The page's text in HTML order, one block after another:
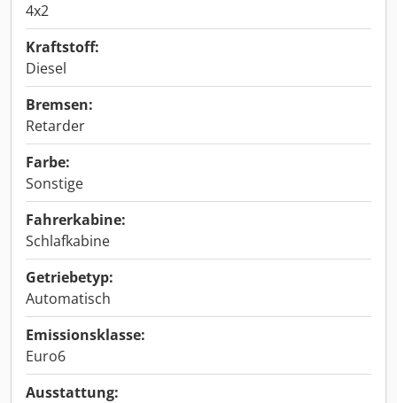
4x2
Kraftstoff:
Diesel
Bremsen:
Retarder
Farbe:
Sonstige
Fahrerkabine:
Schlafkabine
Getriebetyp:
Automatisch
Emissionsklasse:
Euro6
Ausstattung: